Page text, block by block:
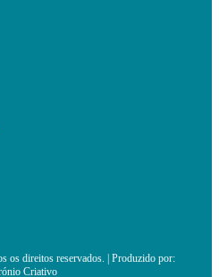
os direitos reservados. | Produzido por:
Criativo